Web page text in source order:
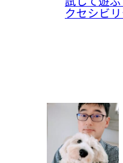
クセシビリ